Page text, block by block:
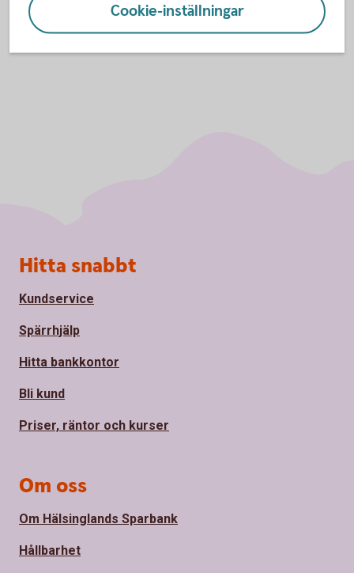
Cookie-inställningar
Sidfot
Hitta snabbt
Kundservice
Spärrhjälp
Hitta bankkontor
Bli kund
Priser, räntor och kurser
Om oss
Om Hälsinglands Sparbank
Hållbarhet